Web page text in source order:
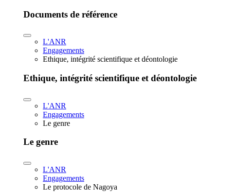
Documents de référence
L'ANR
Engagements
Ethique, intégrité scientifique et déontologie
Ethique, intégrité scientifique et déontologie
L'ANR
Engagements
Le genre
Le genre
L'ANR
Engagements
Le protocole de Nagoya